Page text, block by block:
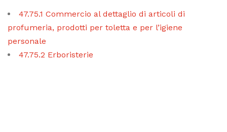
47.75.1 Commercio al dettaglio di articoli di
profumeria, prodotti per toletta e per l’igiene
personale
47.75.2 Erboristerie